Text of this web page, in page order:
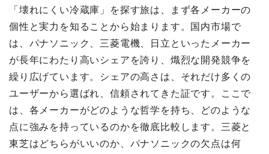
「壊れにくい冷蔵庫」を探す旅は、まず各メーカーの
個性と実力を知ることから始まります。国内市場で
は、パナソニック、三菱電機、日立といったメーカー
が長年にわたり高いシェアを誇り、熾烈な開発競争を
繰り広げています。シェアの高さは、それだけ多くの
ユーザーから選ばれ、信頼されてきた証です。ここで
は、各メーカーがどのような哲学を持ち、どのような
点に強みを持っているのかを徹底比較します。三菱と
東芝はどちらがいいのか、パナソニックの欠点は何